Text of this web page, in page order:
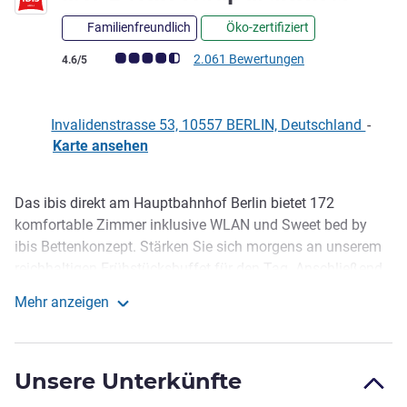
Familienfreundlich Öko-zertifiziert
Note Kundenmeinungen (Bewertung ALL)
4.6/5 2.061 Bewertungen
Invalidenstrasse 53, 10557 BERLIN, Deutschland -
Karte ansehen
Beschreibung
Das ibis direkt am Hauptbahnhof Berlin bietet 172
komfortable Zimmer inklusive WLAN und Sweet bed by
ibis Bettenkonzept. Stärken Sie sich morgens an unserem
Restaurantempfehlungen oder einen Fahrradverleih
Sehenswürdigkeiten der Stadt und den Hauptbahnhof
Mehr anzeigen
Unsere Unterkünfte